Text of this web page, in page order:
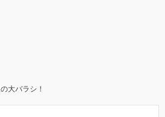
大バラシ！